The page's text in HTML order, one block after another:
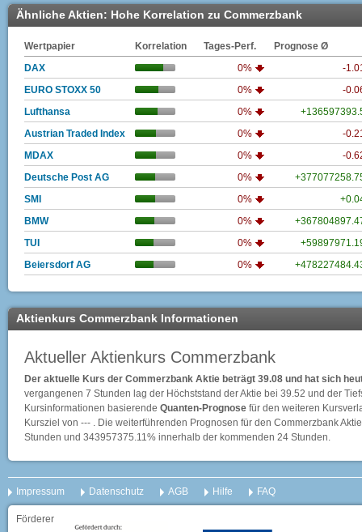
Ähnliche Aktien: Hohe Korrelation zu Commerzbank
Wertpapier Korrelation Tages-Perf.
Prognose Ø
DAX
0%
-
EURO STOXX 50
0%
-
Lufthansa
0%
Austrian Traded Index
0%
-
MDAX
0%
-
Deutsche Post AG
0%
SMI
0%
BMW
0%
TUI
0%
Beiersdorf AG
0%
Aktienkurs Commerzbank Informationen
Aktueller Aktienkurs Commerzbank
Der aktuelle Kurs der Commerzbank Aktie beträgt 39.08 und hat sich
vergangenen 7 Stunden lag der Höchststand der Aktie bei 39.52 und der
Kursinformationen basierende Quanten-Prognose für den weiteren
Kursziel von --- . Die weiterführenden Prognosen für den Commerzbank
Stunden und 343957375.11% innerhalb der kommenden 24 Stunden.
Impressum Datenschutz AGB Hilfe FAQ
Förderer